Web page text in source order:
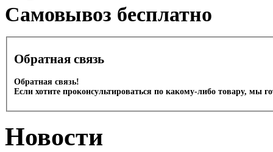
Cамовывоз бесплатно
Обратная связь
Обратная связь!
Если хотите проконсультироваться по какому-либо товару, мы
Новости